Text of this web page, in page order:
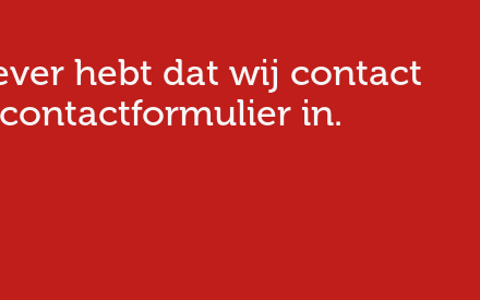
hebt dat wij contact
in.